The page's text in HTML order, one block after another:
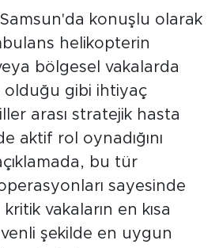
konuşlu olarak
helikopterin
bölgesel vakalarda
gibi ihtiyaç
arası stratejik hasta
aktif rol oynadığını
bu tür
sayesinde
vakaların en kısa
şekilde en uygun